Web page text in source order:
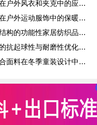
英杰：压花摇粒绒三层复合面料在户外风衣和夹克中的应用与性能
英杰：压花摇粒绒三层复合面料在户外运动服饰中的保暖与透气性能研究
英杰：基于压花摇粒绒三层复合结构的功能性家居纺织品开发与应用
英杰：压花摇粒绒三层复合面料的抗起球性与耐磨性优化技术分析
英杰：高弹性压花摇粒绒三层复合面料在冬季童装设计中的应用实践